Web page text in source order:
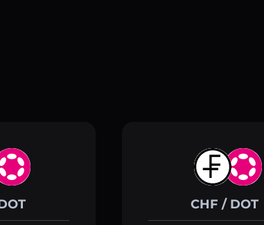
CHF / DOT